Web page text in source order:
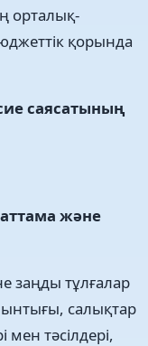
орталық-
қорында
саясатының
және
заңды тұлғалар
салықтар
тәсілдері,